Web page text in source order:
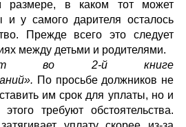
размере, в каком тот может
и у самого дарителя осталось
Прежде всего это следует
между детьми и родителями.
во 2-й книге
По просьбе должников не
им срок для уплаты, но и
требуют обстоятельства.